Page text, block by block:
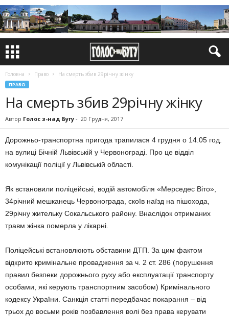
Головна Право На смерть збив 29річну жінку
ПРАВО
На смерть збив 29річну жінку
Автор Голос з-над Бугу - 20 Грудня, 2017
Дорожньо-транспортна пригода трапилася 4 грудня о 14.05 год.
на вулиці Бічній Львівській у Червонограді. Про це відділ
комунікації поліції у Львівській області.
Як встановили поліцейські, водій автомобіля «Мерседес Віто»,
34річний мешканець Червонограда, скоїв наїзд на пішохода,
29річну жительку Сокальського району. Внаслідок отриманих
травм жінка померла у лікарні.
Поліцейські встановлюють обставини ДТП. За цим фактом
відкрито кримінальне провадження за ч. 2 ст. 286 (порушення
правил безпеки дорожнього руху або експлуатації транспорту
особами, які керують транспортним засобом) Кримінального
кодексу України. Санкція статті передбачає покарання – від
трьох до восьми років позбавлення волі без права керувати